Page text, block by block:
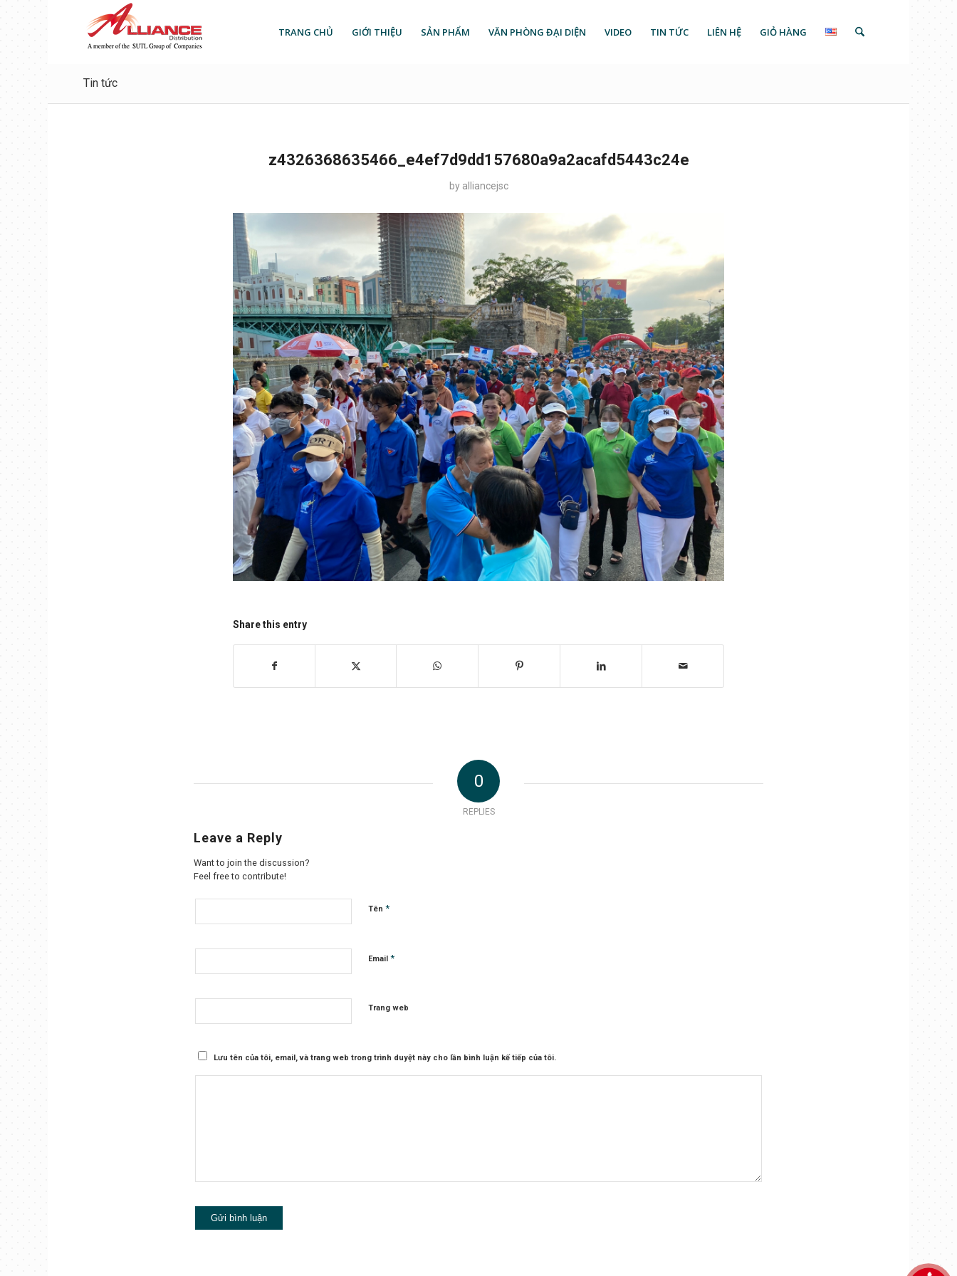
TRANG CHỦ GIỚI THIỆU SẢN PHẨM VĂN PHÒNG ĐẠI DIỆN VIDEO TIN TỨC LIÊN HỆ GIỎ HÀNG
Tin tức
z4326368635466_e4ef7d9dd157680a9a2acafd5443c24e
by alliancejsc
Share this entry
0
REPLIES
Leave a Reply
Want to join the discussion?
Feel free to contribute!
Tên *
Email *
Trang web
Lưu tên của tôi, email, và trang web trong trình duyệt này cho lần bình luận kế tiếp của tôi.